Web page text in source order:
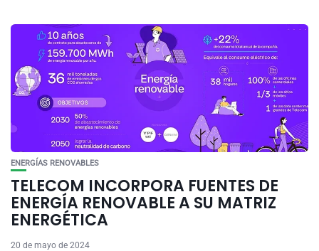
ENERGÍAS RENOVABLES
TELECOM INCORPORA FUENTES DE
ENERGÍA RENOVABLE A SU MATRIZ
ENERGÉTICA
20 de mayo de 2024